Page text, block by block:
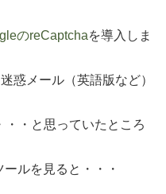
のreCaptchaを導入しま
惑メール（英語版など）
・と思っていたところ
ルを見ると・・・